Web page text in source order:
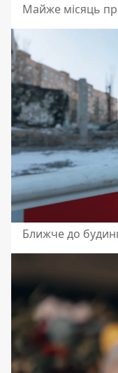
Майже місяць
Ближче до